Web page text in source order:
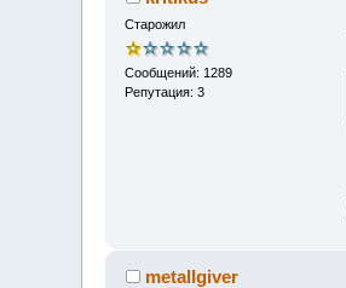
Старожил
Сообщений: 1289
Репутация: 3
metallgiver